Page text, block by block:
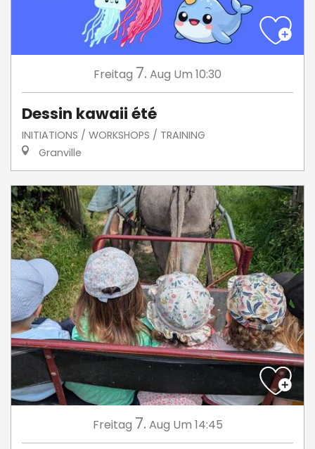
Freitag 7. Aug Um 10:30
Dessin kawaii été
INITIATIONS / WORKSHOPS / TRAINING
Granville
Freitag 7. Aug Um 14:45